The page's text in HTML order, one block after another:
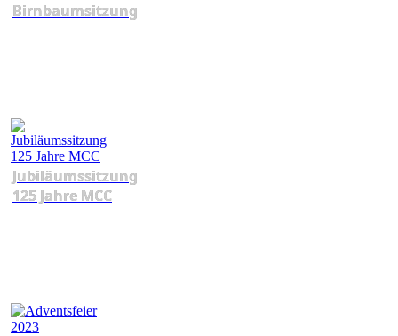
Birnbaumsitzung
Jubiläumssitzung
125 Jahre MCC